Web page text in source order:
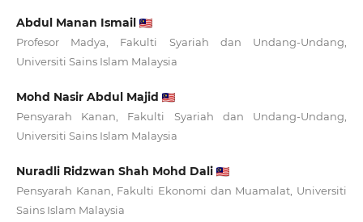
Abdul Manan Ismail
Profesor Madya, Fakulti Syariah dan Undang-Undang,
Universiti Sains Islam Malaysia
Mohd Nasir Abdul Majid
Pensyarah Kanan, Fakulti Syariah dan Undang-Undang,
Universiti Sains Islam Malaysia
Nuradli Ridzwan Shah Mohd Dali
Pensyarah Kanan, Fakulti Ekonomi dan Muamalat, Universiti
Sains Islam Malaysia